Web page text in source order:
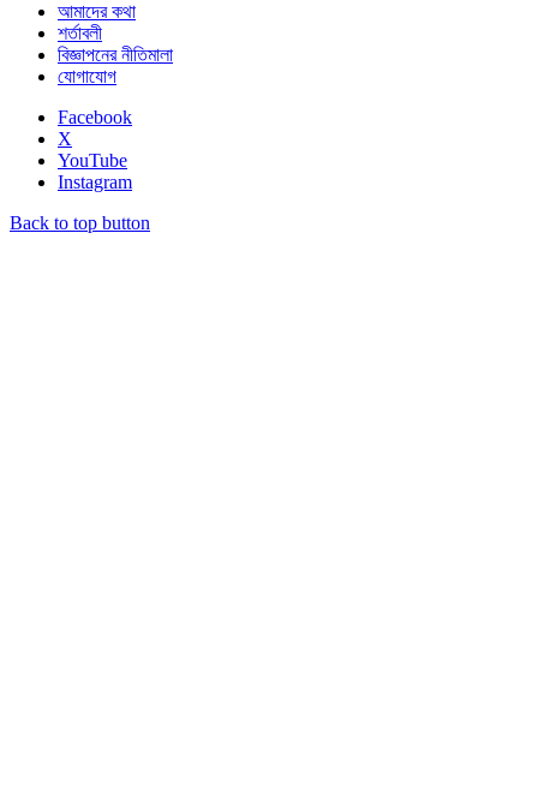
আমাদের কথা
শর্তাবলী
বিজ্ঞাপনের নীতিমালা
যোগাযোগ
Facebook
X
YouTube
Instagram
Back to top button